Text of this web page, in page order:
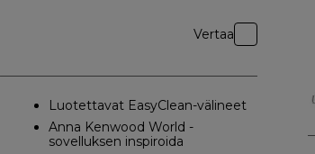
Vertaa
Luotettavat EasyClean-välineet
Anna Kenwood World -
sovelluksen inspiroida